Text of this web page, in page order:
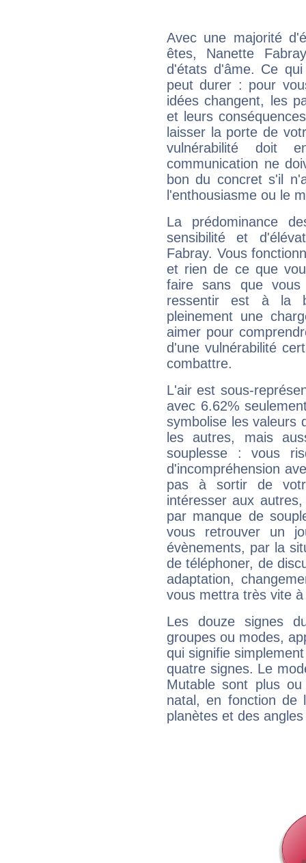
Avec une majorité
êtes, Nanette
d'états d'âme. Ce
peut durer : pour
idées changent, les
et leurs
laisser la porte de
vulnérabilité doit
communication ne
bon du concret s'il
l'enthousiasme ou le
La prédominance
sensibilité et
Fabray. Vous
et rien de ce que
faire sans que
ressentir est à la
pleinement une
aimer pour
d'une vulnérabilité
combattre.
L'air est sous-
avec 6.62%
symbolise les valeurs
les autres, mais
souplesse : vous
d'incompréhension
pas à sortir de
intéresser aux
par manque de
vous retrouver un
évènements, par la
de téléphoner, de
adaptation,
vous mettra très vite
Les douze signes
groupes ou modes,
qui signifie
quatre signes. Le
Mutable sont plus
natal, en fonction de
planètes et des